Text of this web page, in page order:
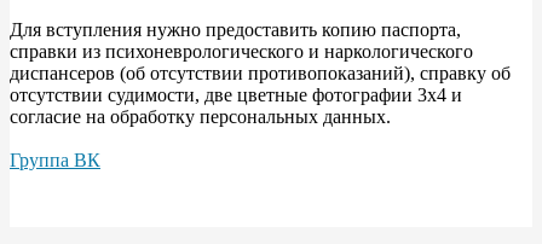
Для вступления нужно предоставить копию паспорта,
справки из психоневрологического и наркологического
диспансеров (об отсутствии противопоказаний), справку об
отсутствии судимости, две цветные фотографии 3x4 и
согласие на обработку персональных данных.
Группа ВК